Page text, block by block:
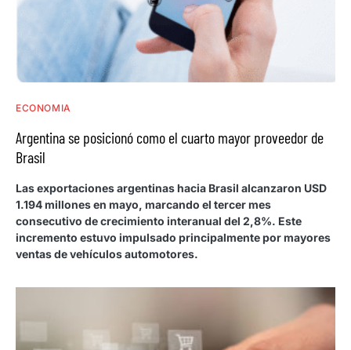
ECONOMIA
Argentina se posicionó como el cuarto mayor proveedor de
Brasil
Las exportaciones argentinas hacia Brasil alcanzaron USD
1.194 millones en mayo, marcando el tercer mes
consecutivo de crecimiento interanual del 2,8%. Este
incremento estuvo impulsado principalmente por mayores
ventas de vehículos automotores.